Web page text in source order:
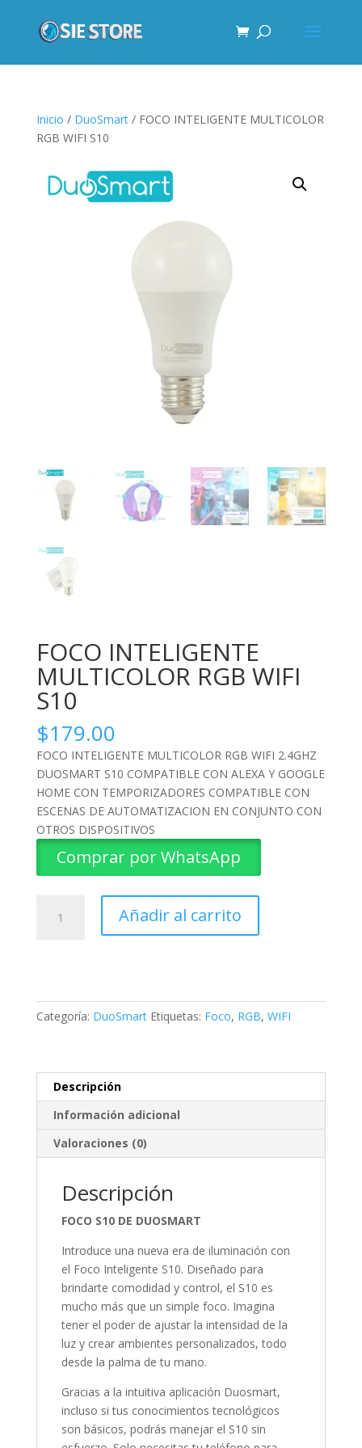
Inicio / DuoSmart/ FOCO INTELIGENTE MULTICOLOR
RGB WIFI S10
FOCO INTELIGENTE
MULTICOLOR RGB WIFI
S10
$179.00
FOCO INTELIGENTE MULTICOLOR RGB WIFI 2.4GHZ
DUOSMART S10 COMPATIBLE CON ALEXA Y GOOGLE
HOME CON TEMPORIZADORES COMPATIBLE CON
ESCENAS DE AUTOMATIZACION EN CONJUNTO CON
OTROS DISPOSITIVOS
Comprar por WhatsApp
INTELIGENTE
cantidad
Añadir al carrito
Categoría: DuoSmart Etiquetas: Foco, RGB, WIFI
Descripción
Información adicional
Valoraciones (0)
Descripción
FOCO S10 DE DUOSMART
Introduce una nueva era de iluminación con
el Foco Inteligente S10. Diseñado para
brindarte comodidad y control, el S10 es
mucho más que un simple foco. Imagina
tener el poder de ajustar la intensidad de la
luz y crear ambientes personalizados, todo
desde la palma de tu mano.
Gracias a la intuitiva aplicación Duosmart,
incluso si tus conocimientos tecnológicos
son básicos, podrás manejar el S10 sin